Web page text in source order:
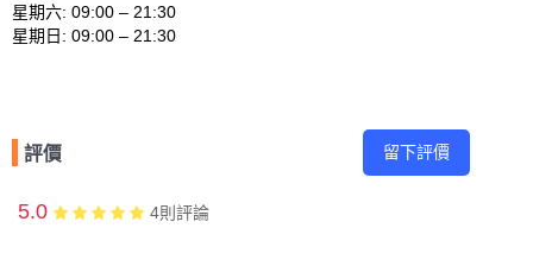
星期六: 09:00 – 21:30
評價 留下評價
5.0 4則評論